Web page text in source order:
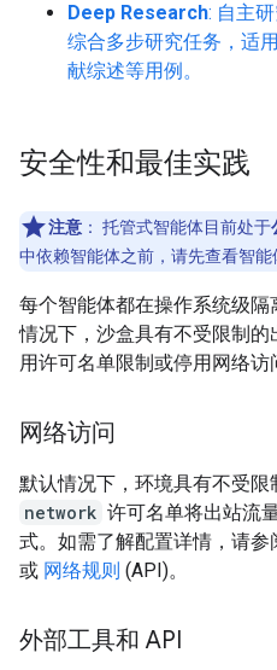
Deep Research: 自主
综合多步研究任务，适
献综述等用例。
安全性和最佳实践
注意 ： 托管式智能体目前处于
中依赖智能体之前，请先查看智能
每个智能体都在操作系统级
情况下，沙盒具有不受限制
用许可名单限制或停用网络访
网络访问
默认情况下，环境具有不受
network 许可名单将出站流
式。如需了解配置详情，请参
或 网络规则 (API)。
外部工具和 API